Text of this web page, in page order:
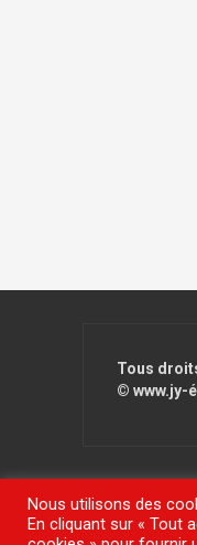
Tous
© www.jy-
Fièrement
Nous utilisons des
En cliquant sur « Tout